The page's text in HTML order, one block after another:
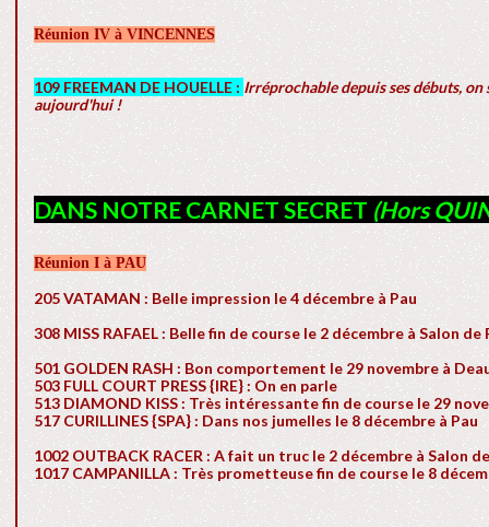
Réunion IV à VINCENNES
109 FREEMAN DE HOUELLE : Irréprochable depuis ses débuts,
aujourd'hui !
DANS NOTRE CARNET SECRET (Hors
Réunion I à PAU
205 VATAMAN : Belle impression le 4 décembre à Pau
308 MISS RAFAEL : Belle fin de course le 2 décembre à Salon de
501 GOLDEN RASH : Bon comportement le 29 novembre à
503 FULL COURT PRESS {IRE} : On en parle
513 DIAMOND KISS : Très intéressante fin de course le 29
517 CURILLINES {SPA} : Dans nos jumelles le 8 décembre à Pau
1002 OUTBACK RACER : A fait un truc le 2 décembre à Salon
1017 CAMPANILLA : Très prometteuse fin de course le 8